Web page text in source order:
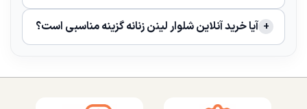
آیا خرید آنلاین شلوار لینن زنانه گزینه مناسبی است؟